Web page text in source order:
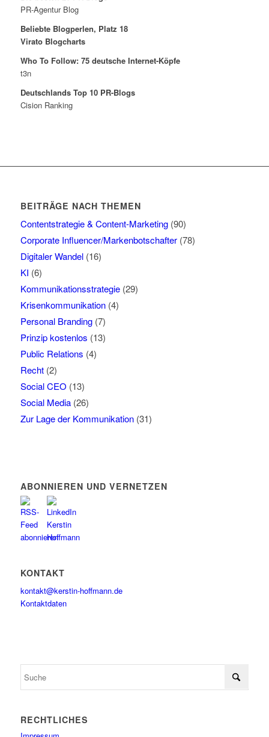
PR-Agentur Blog
Beliebte Blogperlen, Platz 18
Virato Blogcharts
Who To Follow: 75 deutsche Internet-Köpfe
t3n
Deutschlands Top 10 PR-Blogs
Cision Ranking
BEITRÄGE NACH THEMEN
Contentstrategie & Content-Marketing(90)
Corporate Influencer/Markenbotschafter(78)
Digitaler Wandel(16)
KI (6)
Kommunikationsstrategie(29)
Krisenkommunikation(4)
Personal Branding(7)
Prinzip kostenlos (13)
Public Relations (4)
Recht(2)
Social CEO (13)
Social Media(26)
Zur Lage der Kommunikation(31)
ABONNIEREN UND VERNETZEN
KONTAKT
kontakt@kerstin-hoffmann.de
Kontaktdaten
RECHTLICHES